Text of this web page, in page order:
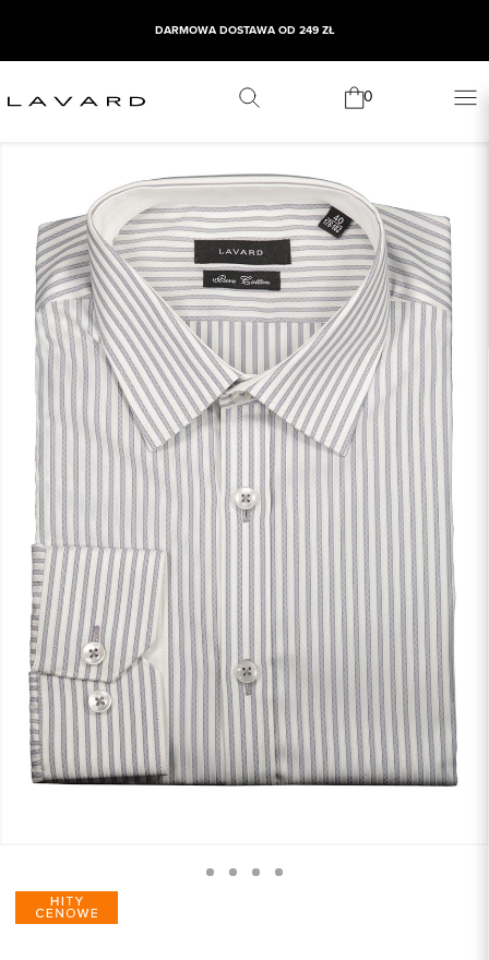
DARMOWA DOSTAWA OD 249 ZŁ
0